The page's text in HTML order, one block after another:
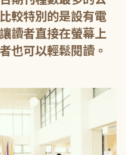
較特別的是設有電
讀者直接在螢幕上
也可以輕鬆閱讀。